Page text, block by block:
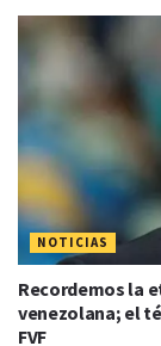
NOTICIAS
Recordemos la
venezolana; el
FVF